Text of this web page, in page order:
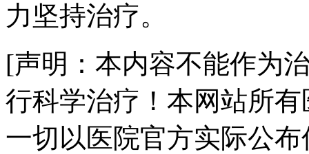
力坚持治疗。
[声明：本内容不能作为
行科学治疗！本网站所
一切以医院官方实际公